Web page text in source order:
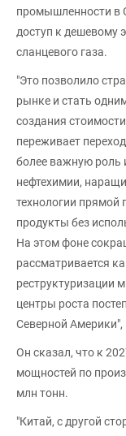
промышленности в
доступ к дешевому
сланцевого газа.
"Это позволило
рынке и стать
создания
переживает
более важную роль
нефтехимии,
технологии прямой
продукты без
На этом фоне
рассматривается
реструктуризации
центры роста
Северной
Он сказал, что к
мощностей по
млн тонн.
"Китай, с другой